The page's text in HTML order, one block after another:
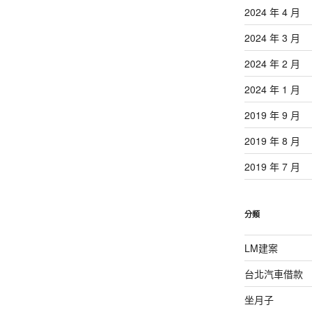
2024 年 4 月
2024 年 3 月
2024 年 2 月
2024 年 1 月
2019 年 9 月
2019 年 8 月
2019 年 7 月
分類
LM建案
台北汽車借款
坐月子